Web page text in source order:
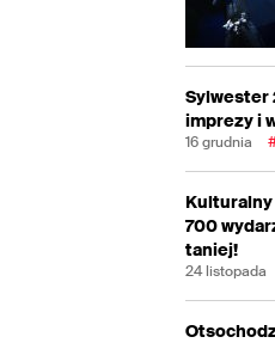
Sylwester
imprezy i
16 grudnia
Kulturalny
700
taniej!
24 listopada